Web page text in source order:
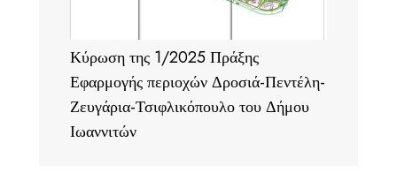
Κύρωση της 1/2025 Πράξης
Εφαρμογής περιοχών Δροσιά-Πεντέλη-
Ζευγάρια-Τσιφλικόπουλο του Δήμου
Ιωαννιτών